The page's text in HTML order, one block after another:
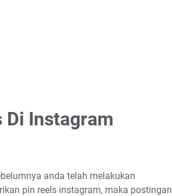
Di Instagram
anda telah melakukan
pin reels instagram, maka postingan